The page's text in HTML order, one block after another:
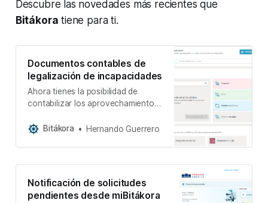
Descubre las novedades más recientes que
Bitákora tiene para ti.
Documentos contables de
legalización de incapacidades
Ahora tienes la posibilidad de
contabilizar los aprovechamientos
saldos de las incapacidades.
Bitákora Hernando Guerrero
Notificación de solicitudes
pendientes desde miBitákora